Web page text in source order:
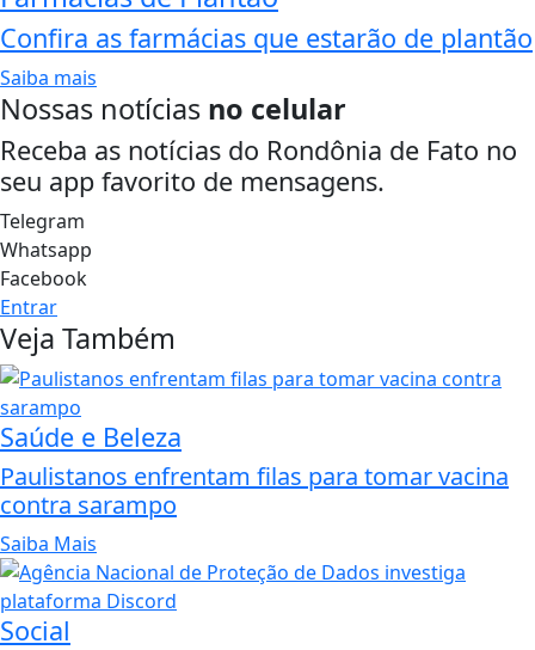
Confira as farmácias que estarão de plantão
Saiba mais
Nossas notícias no celular
Receba as notícias do Rondônia de Fato no
seu app favorito de mensagens.
Telegram
Whatsapp
Facebook
Entrar
Veja Também
Saúde e Beleza
Paulistanos enfrentam filas para tomar vacina
contra sarampo
Saiba Mais
Social